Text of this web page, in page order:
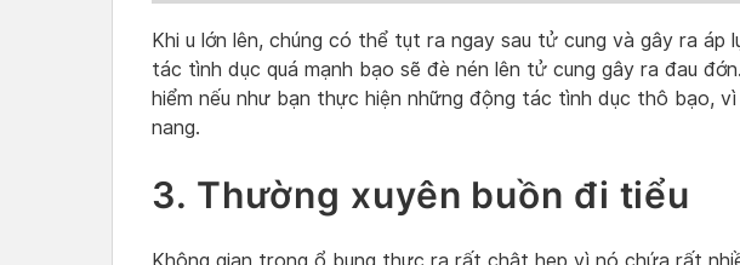
Khi u lớn lên, chúng có thể tụt ra ngay sau tử cung và gây ra áp
tác tình dục quá mạnh bạo sẽ đè nén lên tử cung gây ra đau
hiểm nếu như bạn thực hiện những động tác tình dục thô bạo,
nang.
3. Thường xuyên buồn đi tiểu